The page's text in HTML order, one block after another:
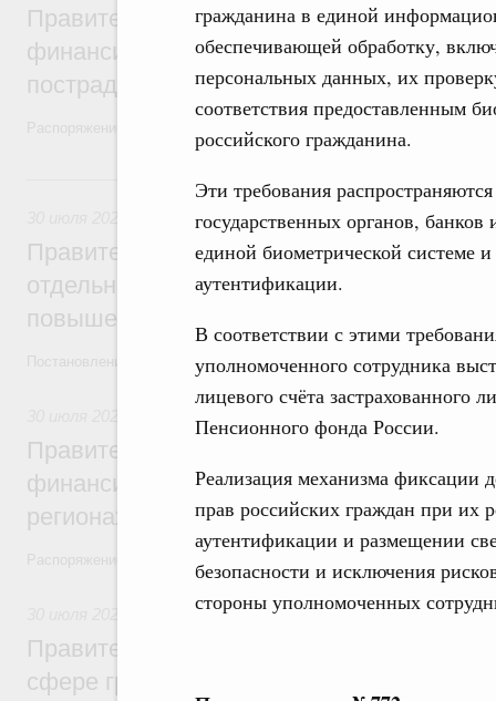
гражданина в единой
обеспечивающей обработку,
персональных данных, их
соответствия предоставленным
российского гражданина.
Эти требования
государственных органов,
единой биометрической системе
аутентификации.
В соответствии с этими
уполномоченного сотрудника
лицевого счёта застрахованного
Пенсионного фонда России.
Реализация механизма фиксации
прав российских граждан при их
аутентификации и размещении
безопасности и исключения
стороны уполномоченных
Правительство выделило
финансирование Дагестану и Чечне на
пострадавшим от наводнения
Распоряжение от 28 июля 2026 года №1999-р и распоряжение от
Оборот бензина и дизельного топлива
Правительство ввело новый временный
отдельных видов топлива и утвердило
повышения доступности нефтепродуктов
Постановления от 30 июля 2026 года №952, №953, №954
Правительство выделило
финансирование на поддержку бизнеса
регионах
Авиастроение
Правительство профинансирует
сфере гражданской авиации